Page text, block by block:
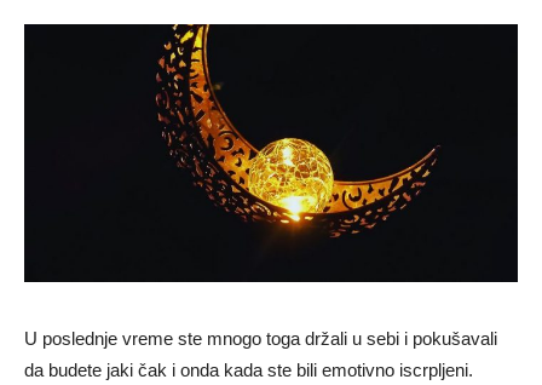
U poslednje vreme ste mnogo toga držali u sebi i pokušavali
da budete jaki čak i onda kada ste bili emotivno iscrpljeni.